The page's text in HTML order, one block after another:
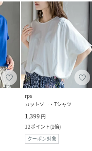
rps
カットソー・Tシャツ
1,399 円
12ポイント(1倍)
クーポン対象